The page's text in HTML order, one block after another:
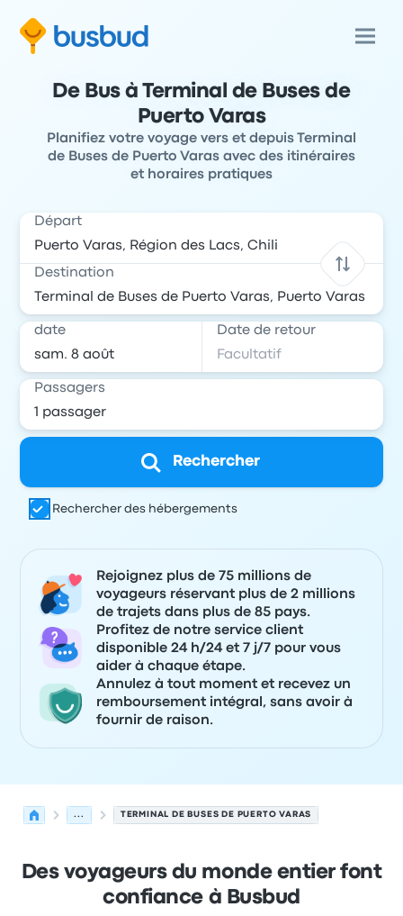
De Bus à Terminal de Buses de
Puerto Varas
Planifiez votre voyage vers et depuis Terminal
de Buses de Puerto Varas avec des itinéraires
et horaires pratiques
Départ
Destination
date Date de retour
Passagers
Rechercher
Rechercher des hébergements
Rejoignez plus de 75 millions de
voyageurs réservant plus de 2 millions
de trajets dans plus de 85 pays.
Profitez de notre service client
disponible 24 h/24 et 7 j/7 pour vous
aider à chaque étape.
Annulez à tout moment et recevez un
remboursement intégral, sans avoir à
fournir de raison.
... TERMINAL DE BUSES DE PUERTO VARAS
Des voyageurs du monde entier font
confiance à Busbud